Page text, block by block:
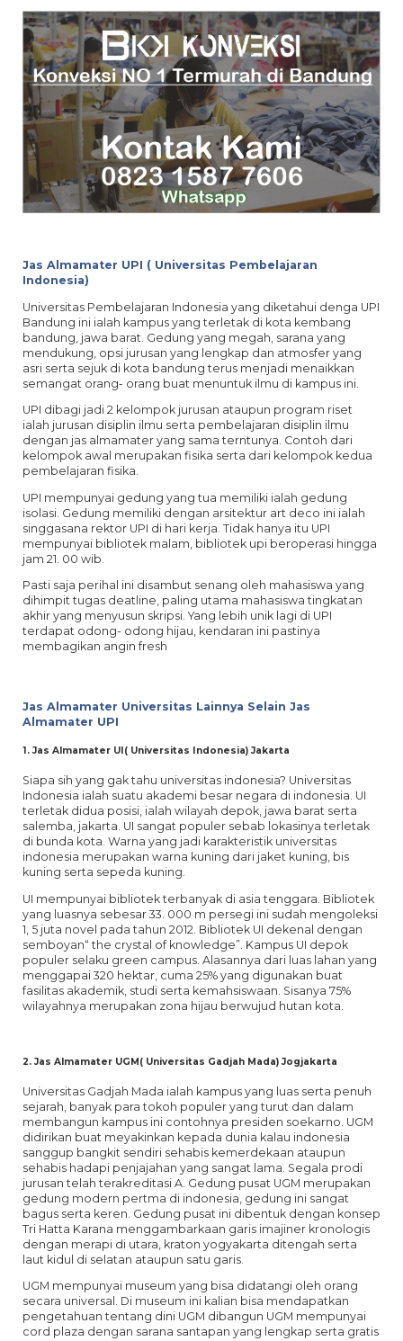
Jas Almamater UPI ( Universitas Pembelajaran
Indonesia)
Universitas Pembelajaran Indonesia yang diketahui denga UPI
Bandung ini ialah kampus yang terletak di kota kembang
bandung, jawa barat. Gedung yang megah, sarana yang
mendukung, opsi jurusan yang lengkap dan atmosfer yang
asri serta sejuk di kota bandung terus menjadi menaikkan
semangat orang- orang buat menuntuk ilmu di kampus ini.
UPI dibagi jadi 2 kelompok jurusan ataupun program riset
ialah jurusan disiplin ilmu serta pembelajaran disiplin ilmu
dengan jas almamater yang sama terntunya. Contoh dari
kelompok awal merupakan fisika serta dari kelompok kedua
pembelajaran fisika.
UPI mempunyai gedung yang tua memiliki ialah gedung
isolasi. Gedung memiliki dengan arsitektur art deco ini ialah
singgasana rektor UPI di hari kerja. Tidak hanya itu UPI
mempunyai bibliotek malam, bibliotek upi beroperasi hingga
jam 21. 00 wib.
Pasti saja perihal ini disambut senang oleh mahasiswa yang
dihimpit tugas deatline, paling utama mahasiswa tingkatan
akhir yang menyusun skripsi. Yang lebih unik lagi di UPI
terdapat odong- odong hijau, kendaran ini pastinya
membagikan angin fresh
Jas Almamater Universitas Lainnya Selain Jas
Almamater UPI
1. Jas Almamater UI( Universitas Indonesia) Jakarta
Siapa sih yang gak tahu universitas indonesia? Universitas
Indonesia ialah suatu akademi besar negara di indonesia. UI
terletak didua posisi, ialah wilayah depok, jawa barat serta
salemba, jakarta. UI sangat populer sebab lokasinya terletak
di bunda kota. Warna yang jadi karakteristik universitas
indonesia merupakan warna kuning dari jaket kuning, bis
kuning serta sepeda kuning.
UI mempunyai bibliotek terbanyak di asia tenggara. Bibliotek
yang luasnya sebesar 33. 000 m persegi ini sudah mengoleksi
1, 5 juta novel pada tahun 2012. Bibliotek UI dekenal dengan
semboyan“ the crystal of knowledge”. Kampus UI depok
populer selaku green campus. Alasannya dari luas lahan yang
menggapai 320 hektar, cuma 25% yang digunakan buat
fasilitas akademik, studi serta kemahsiswaan. Sisanya 75%
wilayahnya merupakan zona hijau berwujud hutan kota.
2. Jas Almamater UGM( Universitas Gadjah Mada) Jogjakarta
Universitas Gadjah Mada ialah kampus yang luas serta penuh
sejarah, banyak para tokoh populer yang turut dan dalam
membangun kampus ini contohnya presiden soekarno. UGM
didirikan buat meyakinkan kepada dunia kalau indonesia
sanggup bangkit sendiri sehabis kemerdekaan ataupun
sehabis hadapi penjajahan yang sangat lama. Segala prodi
jurusan telah terakreditasi A. Gedung pusat UGM merupakan
gedung modern pertma di indonesia, gedung ini sangat
bagus serta keren. Gedung pusat ini dibentuk dengan konsep
Tri Hatta Karana menggambarkaan garis imajiner kronologis
dengan merapi di utara, kraton yogyakarta ditengah serta
laut kidul di selatan ataupun satu garis.
UGM mempunyai museum yang bisa didatangi oleh orang
secara universal. Di museum ini kalian bisa mendapatkan
pengetahuan tentang dini UGM dibangun UGM mempunyai
cord plaza dengan sarana santapan yang lengkap serta gratis